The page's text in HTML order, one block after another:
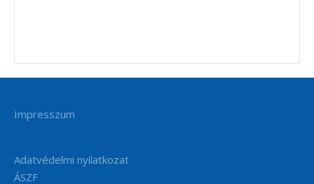
Impresszum
Adatvédelmi nyilatkozat
ÁSZF